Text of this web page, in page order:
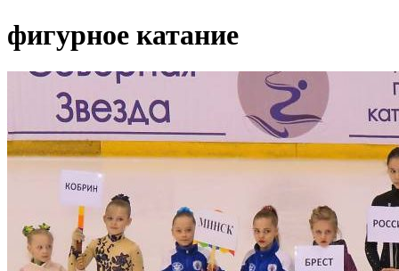
фигурное катание